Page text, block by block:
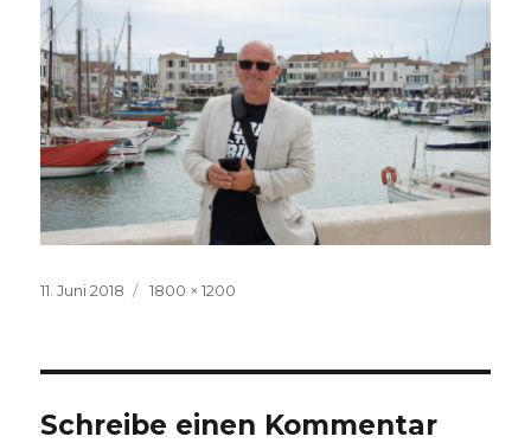
Veröffentlicht
11. Juni 2018
Volle
1800 × 1200
Schreibe einen Kommentar